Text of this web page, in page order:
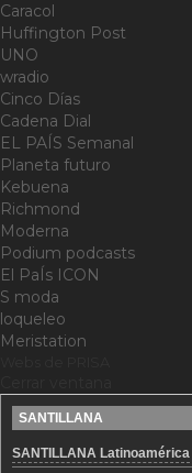
Caracol
Huffington Post
UNO
wradio
Cinco Días
Cadena Dial
EL PAÍS Semanal
Planeta futuro
Kebuena
Richmond
Moderna
Podium podcasts
El PaÍs ICON
S moda
loqueleo
Meristation